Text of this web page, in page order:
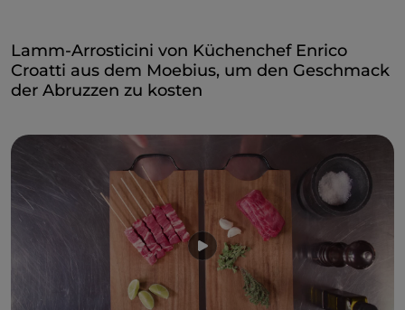
Lamm-Arrosticini von Küchenchef Enrico
Croatti aus dem Moebius, um den Geschmack
der Abruzzen zu kosten